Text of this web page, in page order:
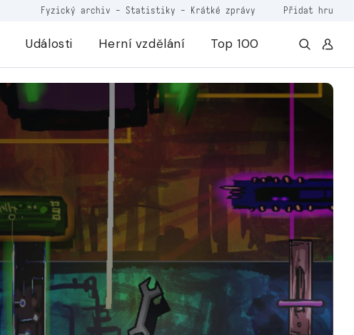
Fyzický archiv - Statistiky - Krátké zprávy Přidat hru
Události Herní vzdělání Top 100